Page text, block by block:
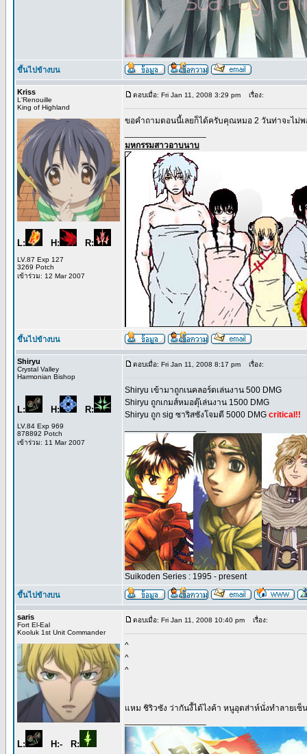
ขึ้นไปข้างบน
Kriss
L'Renouille
King of Highland
L: H: R:
LV.87 Exp 127
3269 Potch
เข้าร่วม: 12 Mar 2007
ตอบเมื่อ: Fri Jan 11, 2008 3:29 pm เรื่อง:
ขอคำถามตอนนี้เลยก็ได้ครับคุณหมอ 2 วันท่าจะไม่พ
มหกรรมสาวอาบนาบ
ขึ้นไปข้างบน
Shiryu
Crystal Valley
Harmonian Bishop
L: H: R:
LV.84 Exp 969
878892 Potch
เข้าร่วม: 11 Mar 2007
ตอบเมื่อ: Fri Jan 11, 2008 8:17 pm เรื่อง:
Shiryu เข้ามาถูกเนคลอร์ดเล่นงาน 500 DMG
Shiryu ถูกเกมส์หมอตุ๊เล่นงาน 1500 DMG
Shiryu ถูก sig ซาริสซังโจมตี 5000 DMG critical!!
Suikoden Series : 1995 - present
ขึ้นไปข้างบน
saris
Fort El-Eal
Kooluk 1st Unit Commander
L: H:- R:
ตอบเมื่อ: Fri Jan 11, 2008 10:40 pm เรื่อง:
^
^
^
แหม ชิริวซัง ว่ากันงี้ได้ไงค้า หนูอุตส่าห์นั่งทำลายเซ็